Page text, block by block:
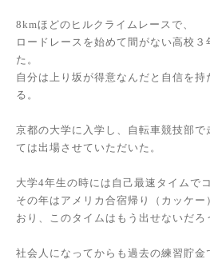
8kmほどのヒルクライムレースで、
ロードレースを始めて間がない高校
た。
自分は上り坂が得意なんだと自信を持
る。
京都の大学に入学し、自転車競技部で
ては出場させていただいた。
大学4年生の時には自己最速タイムで
その年はアメリカ合宿帰り（カッケ
おり、このタイムはもう出せないだろ
社会人になってからも過去の練習貯金